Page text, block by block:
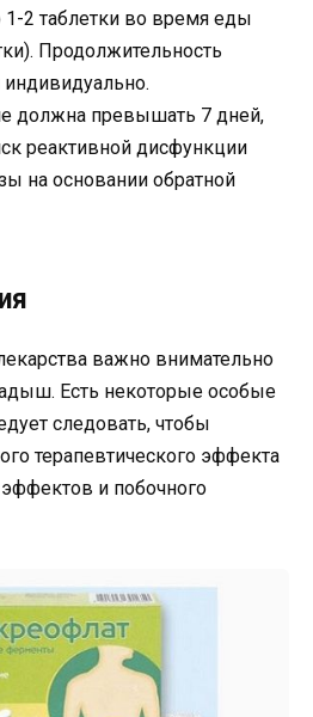
1-2 таблетки во время еды
Продолжительность
индивидуально.
должна превышать 7 дней,
реактивной дисфункции
на основании обратной
важно внимательно
Есть некоторые особые
следовать, чтобы
терапевтического эффекта
и побочного